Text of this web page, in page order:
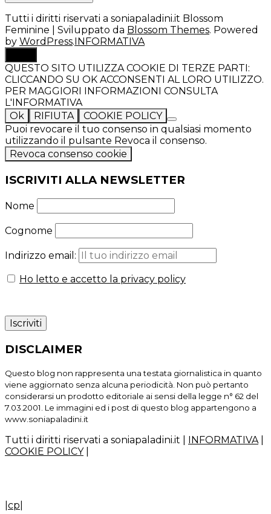
Tutti i diritti riservati a soniapaladini.it Blossom
Feminine | Sviluppato da Blossom Themes. Powered
by WordPress. INFORMATIVA
QUESTO SITO UTILIZZA COOKIE DI TERZE PARTI:
CLICCANDO SU OK ACCONSENTI AL LORO UTILIZZO.
PER MAGGIORI INFORMAZIONI CONSULTA
L'INFORMATIVA
Ok
RIFIUTA
COOKIE POLICY
Puoi revocare il tuo consenso in qualsiasi momento
utilizzando il pulsante Revoca il consenso.
Revoca consenso cookie
ISCRIVITI ALLA NEWSLETTER
Nome
Cognome
Indirizzo email:
Ho letto e accetto la privacy policy
DISCLAIMER
Questo blog non rappresenta una testata giornalistica in quanto
viene aggiornato senza alcuna periodicità. Non può pertanto
considerarsi un prodotto editoriale ai sensi della legge n° 62 del
7.03.2001. Le immagini ed i post di questo blog appartengono a
www.soniapaladini.it
Tutti i diritti riservati a soniapaladini.it INFORMATIVA|
COOKIE POLICY|
cp